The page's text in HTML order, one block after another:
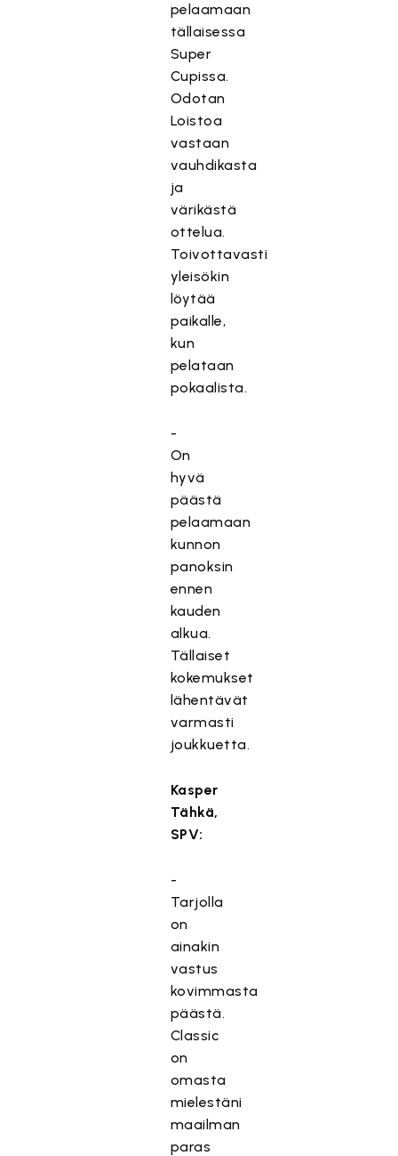
pelaamaan
tällaisessa
Super
Cupissa.
Odotan
Loistoa
vastaan
vauhdikasta
ja
värikästä
ottelua.
Toivottavasti
yleisökin
löytää
paikalle,
kun
pelataan
pokaalista.
-
On
hyvä
päästä
pelaamaan
kunnon
panoksin
ennen
kauden
alkua.
Tällaiset
kokemukset
lähentävät
varmasti
joukkuetta.
Kasper
Tähkä,
SPV:
-
Tarjolla
on
ainakin
vastus
kovimmasta
päästä.
Classic
on
omasta
mielestäni
maailman
paras